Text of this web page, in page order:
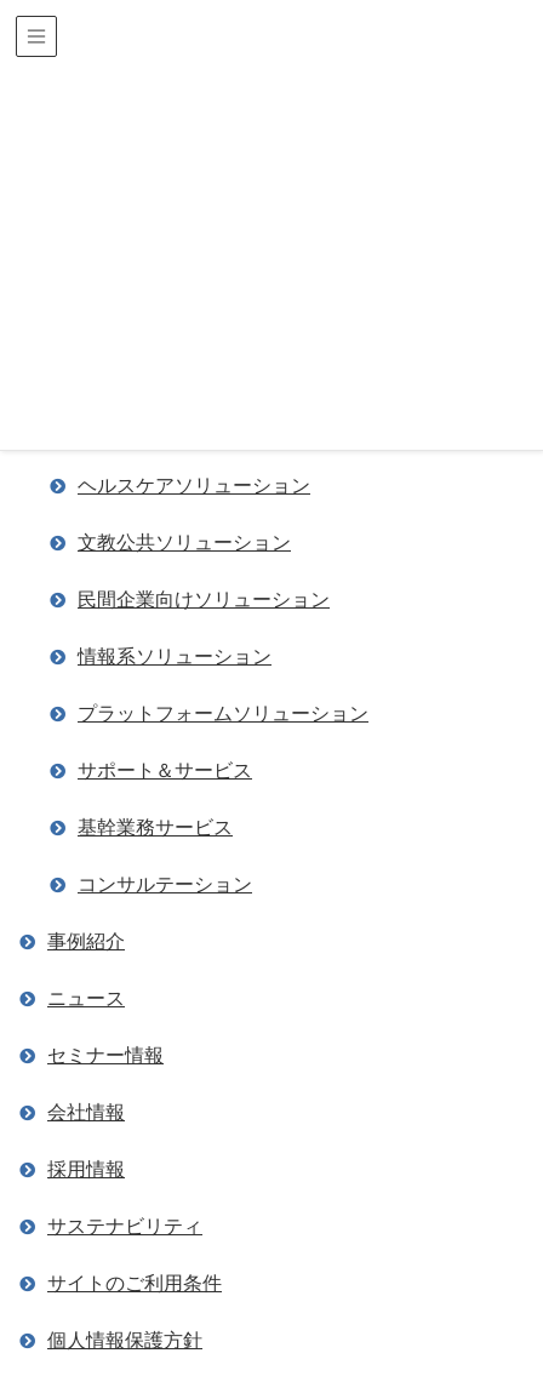
ヘルスケアソリューション
文教公共ソリューション
民間企業向けソリューション
情報系ソリューション
プラットフォームソリューション
サポート＆サービス
基幹業務サービス
コンサルテーション
事例紹介
ニュース
セミナー情報
会社情報
採用情報
サステナビリティ
サイトのご利用条件
個人情報保護方針